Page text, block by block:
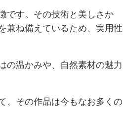
です。その技術と美しさか
兼ね備えているため、実用性
の温かみや、自然素材の魅力
、その作品は今もなお多くの